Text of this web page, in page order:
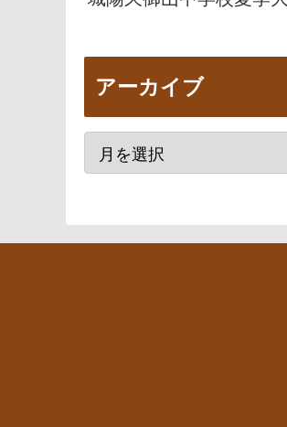
アーカイブ